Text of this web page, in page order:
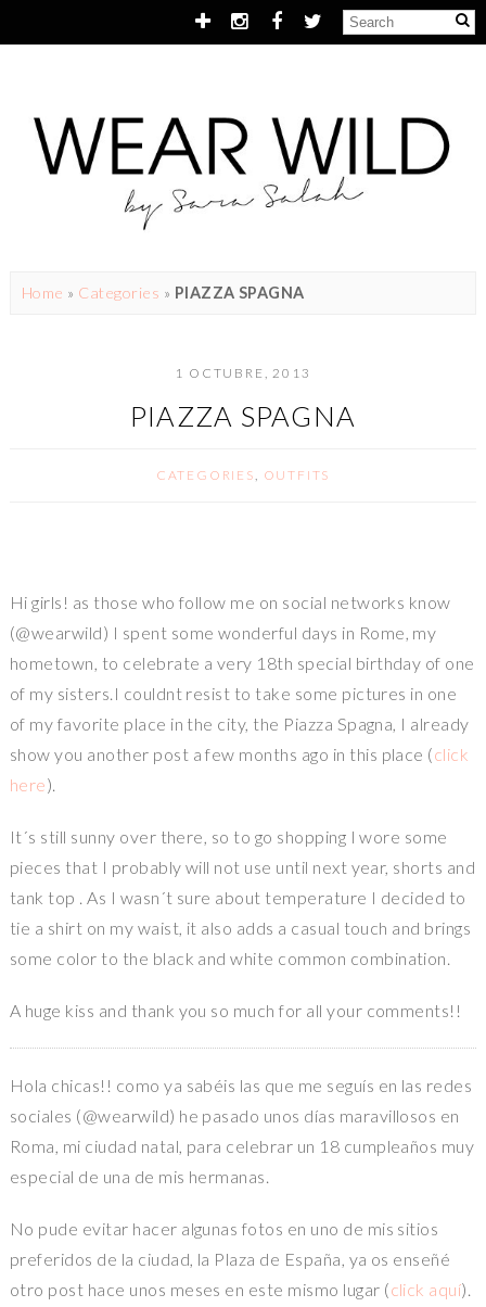
Home » Categories » PIAZZA SPAGNA
1 OCTUBRE, 2013
PIAZZA SPAGNA
CATEGORIES OUTFITS
Hi girls! as those who follow me on social networks know
(@wearwild) I spent some wonderful days in Rome, my
hometown, to celebrate a very 18th special birthday of one
of my sisters.I couldnt resist to take some pictures in one
of my favorite place in the city, the Piazza Spagna, I already
show you another post a few months ago in this place (click
here).
It´s still sunny over there, so to go shopping I wore some
pieces that I probably will not use until next year, shorts and
tank top . As I wasn´t sure about temperature I decided to
tie a shirt on my waist, it also adds a casual touch and brings
some color to the black and white common combination.
A huge kiss and thank you so much for all your comments!!
Hola chicas!! como ya sabéis las que me seguís en las redes
sociales (@wearwild) he pasado unos días maravillosos en
Roma, mi ciudad natal, para celebrar un 18 cumpleaños muy
especial de una de mis hermanas.
No pude evitar hacer algunas fotos en uno de mis sitios
preferidos de la ciudad, la Plaza de España, ya os enseñé
otro post hace unos meses en este mismo lugar (click aquí).